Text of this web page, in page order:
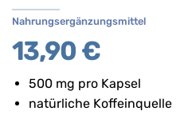
Nahrungsergänzungsmittel
13,90 €
500 mg pro Kapsel
natürliche Koffeinquelle